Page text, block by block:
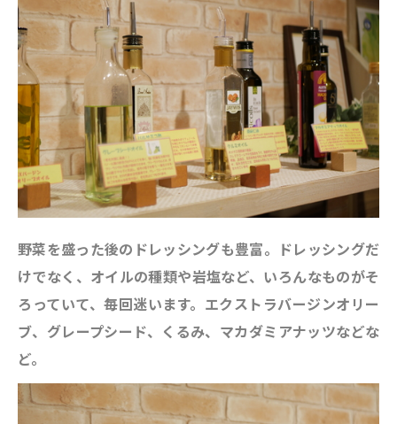
野菜を盛った後のドレッシングも豊富。ドレッシングだ
けでなく、オイルの種類や岩塩など、いろんなものがそ
ろっていて、毎回迷います。エクストラバージンオリー
ブ、グレープシード、くるみ、マカダミアナッツなどな
ど。